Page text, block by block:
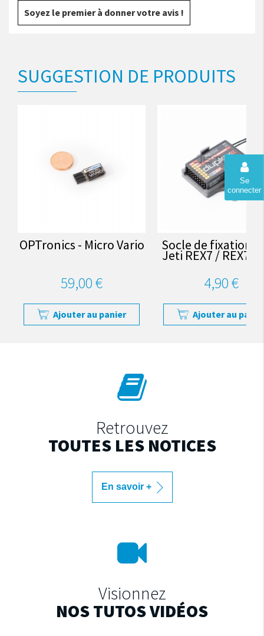
Se
connecter
Soyez le premier à donner votre avis !
SUGGESTION DE PRODUITS
OPTronics - Micro Vario
59,00 €
Ajouter au panier
Socle de fixation
Jeti REX7 /
4,90 €
Ajouter au
Retrouvez
TOUTES LES NOTICES
En savoir +
Visionnez
NOS TUTOS VIDÉOS